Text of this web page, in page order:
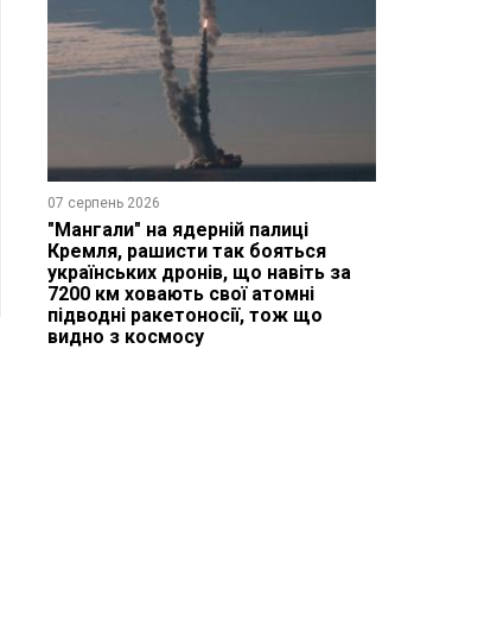
07 серпень 2026
"Мангали" на ядерній палиці
Кремля, рашисти так бояться
українських дронів, що навіть за
7200 км ховають свої атомні
підводні ракетоносії, тож що
видно з космосу